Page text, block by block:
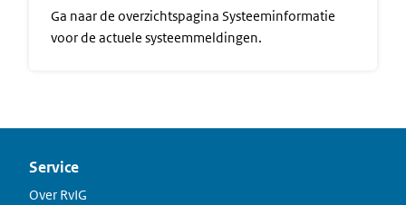
Ga naar de overzichtspagina Systeeminformatie
voor de actuele systeemmeldingen.
Service
Over RvIG